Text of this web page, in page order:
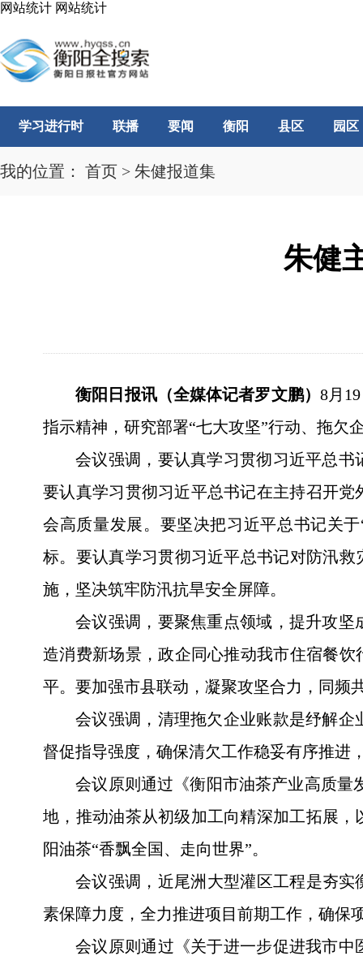
网站统计 网站统计
学习进行时 联播 要闻 衡阳 县区 园区
我的位置： 首页 > 朱健报道集
朱健
衡阳日报讯（全媒体记者罗文鹏） 8月
指示精神，研究部署“七大攻坚”行动、拖欠
会议强调，要认真学习贯彻习近平总
要认真学习贯彻习近平总书记在主持召开
会高质量发展。要坚决把习近平总书记关
标。要认真学习贯彻习近平总书记对防汛
施，坚决筑牢防汛抗旱安全屏障。
会议强调，要聚焦重点领域，提升攻
造消费新场景，政企同心推动我市住宿餐
平。要加强市县联动，凝聚攻坚合力，同频
会议强调，清理拖欠企业账款是纾解
督促指导强度，确保清欠工作稳妥有序推进
会议原则通过《衡阳市油茶产业高质量
地，推动油茶从初级加工向精深加工拓展
阳油茶“香飘全国、走向世界”。
会议强调，近尾洲大型灌区工程是夯
素保障力度，全力推进项目前期工作，确保
会议原则通过《关于进一步促进我市